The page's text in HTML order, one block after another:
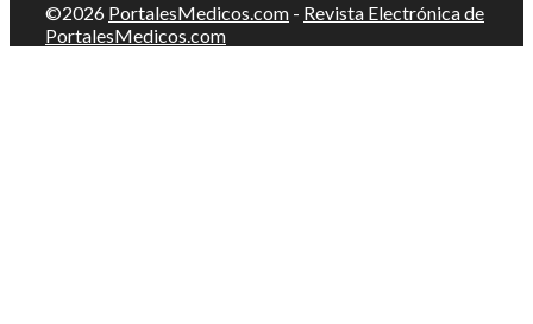
©2026 PortalesMedicos.com - Revista Electrónica de
PortalesMedicos.com